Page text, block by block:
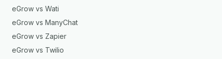
eGrow vs Wati
eGrow vs ManyChat
eGrow vs Zapier
eGrow vs Twilio